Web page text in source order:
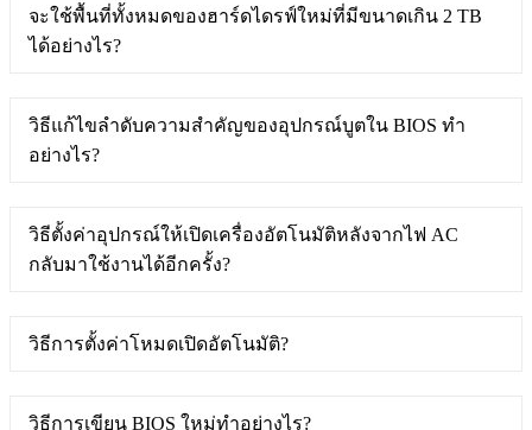
จะใช้พื้นที่ทั้งหมดของฮาร์ดไดรฟ์ใหม่ที่มีขนาดเกิน 2 TB
ได้อย่างไร?
วิธีแก้ไขลำดับความสำคัญของอุปกรณ์บูตใน BIOS ทำ
อย่างไร?
วิธีตั้งค่าอุปกรณ์ให้เปิดเครื่องอัตโนมัติหลังจากไฟ AC
กลับมาใช้งานได้อีกครั้ง?
วิธีการตั้งค่าโหมดเปิดอัตโนมัติ?
วิธีการเขียน BIOS ใหม่ทำอย่างไร?